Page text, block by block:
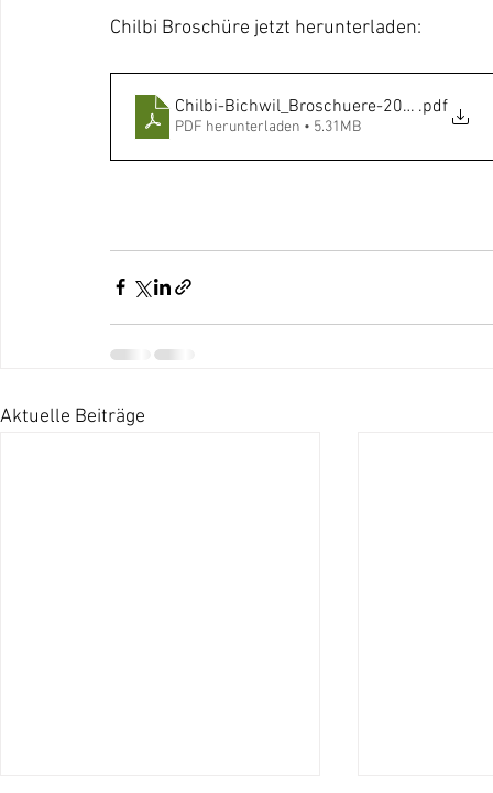
Chilbi Broschüre jetzt herunterladen:
Chilbi-Bichwil_Broschuere-2024.pdf
PDF herunterladen • 5.31MB
Aktuelle Beiträge